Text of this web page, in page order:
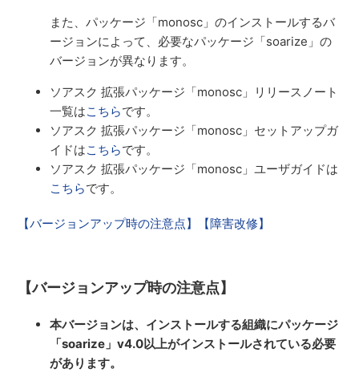
また、パッケージ「monosc」のインストールするバ
ージョンによって、必要なパッケージ「soarize」の
バージョンが異なります。
ソアスク 拡張パッケージ「monosc」リリースノート
一覧はこちらです。
ソアスク 拡張パッケージ「monosc」セットアップガ
イドはこちらです。
ソアスク 拡張パッケージ「monosc」ユーザガイドは
こちらです。
【バージョンアップ時の注意点】 【障害改修】
【バージョンアップ時の注意点】
本バージョンは、インストールする組織にパッケージ
「soarize」v4.0以上がインストールされている必要
があります。